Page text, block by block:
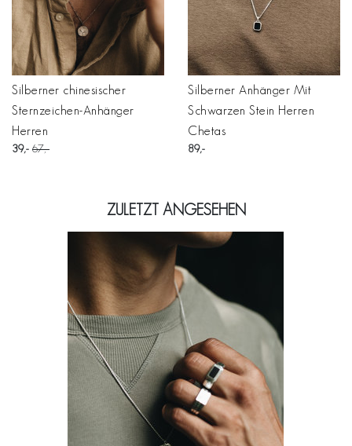
Silberner chinesischer
Sternzeichen-Anhänger
Herren
39 67
Silberner Anhänger Mit
Schwarzen Stein Herren
Chetas
89
ZULETZT ANGESEHEN